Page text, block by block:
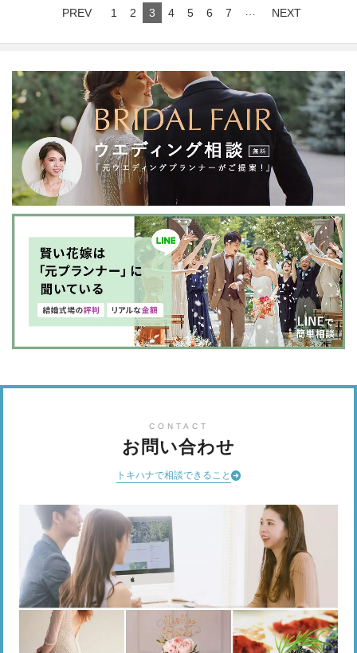
PREV 1 2 3 4 5 6 7 … NEXT
CONTACT
お問い合わせ
トキハナで相談できること